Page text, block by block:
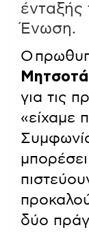
ένταξής
Ένωση.
Ο
για τις
«είχαμε
δύο